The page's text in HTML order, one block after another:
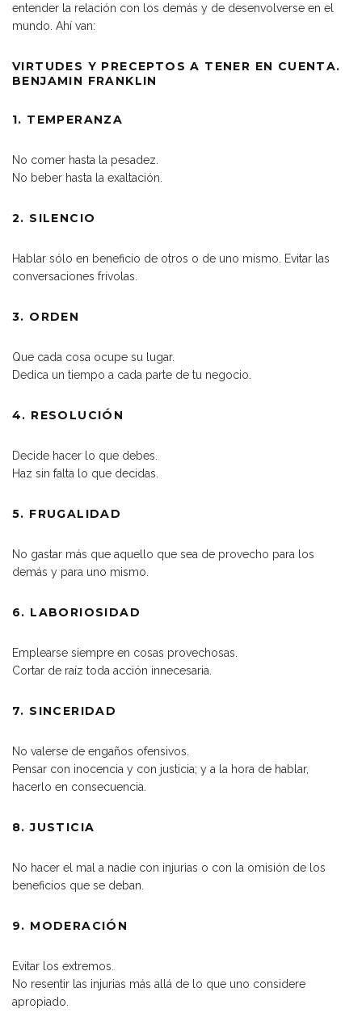
entender la relación con los demás y de desenvolverse en el
mundo. Ahí van:
VIRTUDES Y PRECEPTOS A TENER EN CUENTA.
BENJAMIN FRANKLIN
1. TEMPERANZA
No comer hasta la pesadez.
No beber hasta la exaltación.
2. SILENCIO
Hablar sólo en beneficio de otros o de uno mismo. Evitar las
conversaciones frívolas.
3. ORDEN
Que cada cosa ocupe su lugar.
Dedica un tiempo a cada parte de tu negocio.
4. RESOLUCIÓN
Decide hacer lo que debes.
Haz sin falta lo que decidas.
5. FRUGALIDAD
No gastar más que aquello que sea de provecho para los
demás y para uno mismo.
6. LABORIOSIDAD
Emplearse siempre en cosas provechosas.
Cortar de raíz toda acción innecesaria.
7. SINCERIDAD
No valerse de engaños ofensivos.
Pensar con inocencia y con justicia; y a la hora de hablar,
hacerlo en consecuencia.
8. JUSTICIA
No hacer el mal a nadie con injurias o con la omisión de los
beneficios que se deban.
9. MODERACIÓN
Evitar los extremos.
No resentir las injurias más allá de lo que uno considere
apropiado.